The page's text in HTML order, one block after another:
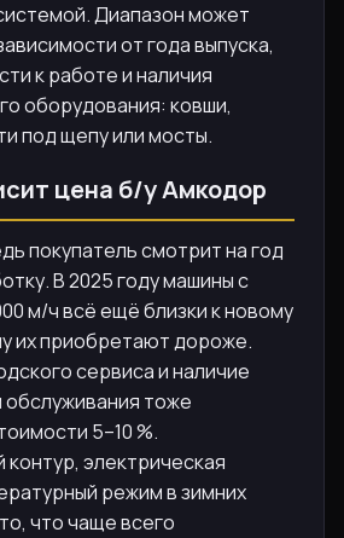
Диапазон может
от года выпуска,
к работе и наличия
оборудования: ковши,
под щепу или мосты.
цена б/у Амкодор
покупатель смотрит на год
В 2025 году машины с
м/ч всё ещё близки к новому
их приобретают дороже.
сервиса и наличие
тоже
5–10 %.
контур, электрическая
режим в зимних
что чаще всего